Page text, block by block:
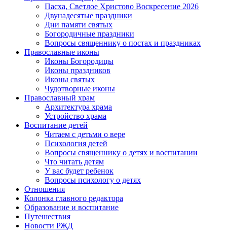
Пасха, Светлое Христово Воскресение 2026
Двунадесятые праздники
Дни памяти святых
Богородичные праздники
Вопросы священнику о постах и праздниках
Православные иконы
Иконы Богородицы
Иконы праздников
Иконы святых
Чудотворные иконы
Православный храм
Архитектура храма
Устройство храма
Воспитание детей
Читаем с детьми о вере
Психология детей
Вопросы священнику о детях и воспитании
Что читать детям
У вас будет ребенок
Вопросы психологу о детях
Отношения
Колонка главного редактора
Образование и воспитание
Путешествия
Новости РЖД